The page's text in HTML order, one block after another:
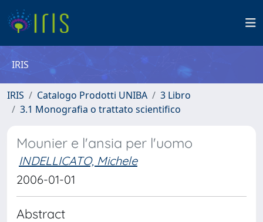
IRIS
IRIS Catalogo Prodotti UNIBA
3 Libro
3.1 Monografia o trattato scientifico
Mounier e l'ansia per l'uomo
INDELLICATO, Michele
2006-01-01
Abstract